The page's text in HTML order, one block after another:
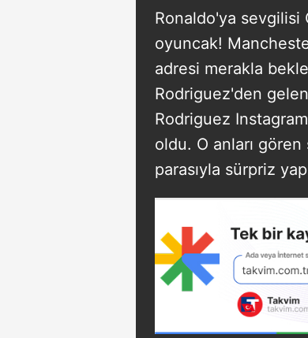
Ronaldo'ya sevgilisi
oyuncak!
adresi merakla
Rodriguez'den
Rodriguez
oldu. O anları gören
parasıyla sürpriz